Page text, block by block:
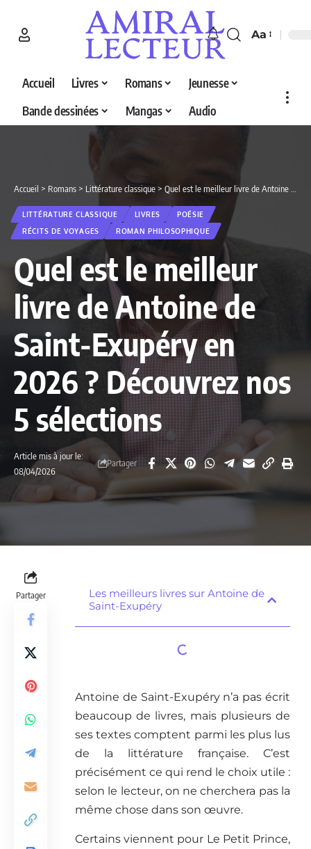
Aa
Accueil Livres Romans
Jeunesse
Bande dessinées
Mangas Audio
Accueil > Romans > Littérature classique> Quel est le meilleur livre de Antoine de Saint-Exupéry en 2026 ? Découvrez nos 5 sélections
LITTÉRATURE CLASSIQUE LIVRES
POÉSIE
RÉCITS DE VOYAGES
ROMAN PHILOSOPHIQUE
Quel est le meilleur
livre de Antoine de
Saint-Exupéry en
2026 ? Découvrez nos
5 sélections
Article mis à jour le:
08/04/2026
Partager
Partager
Les meilleurs livres sur Antoine de
Saint-Exupéry
Antoine de Saint-Exupéry n’a pas écrit
beaucoup de livres, mais plusieurs de
ses textes comptent parmi les plus lus
de la littérature française. C’est
précisément ce qui rend le choix utile :
selon le lecteur, on ne cherchera pas la
même chose dans son œuvre.
Certains viennent pour Le Petit Prince,